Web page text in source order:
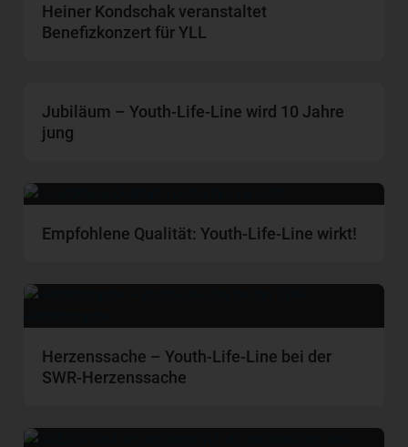
Heiner Kondschak veranstaltet
Benefizkonzert für YLL
Jubiläum – Youth-Life-Line wird 10 Jahre
jung
Empfohlene Qualität: Youth-Life-Line wirkt!
Herzenssache – Youth-Life-Line bei der
SWR-Herzenssache